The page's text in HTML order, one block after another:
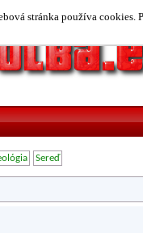
stránka používa cookies.
Sereď